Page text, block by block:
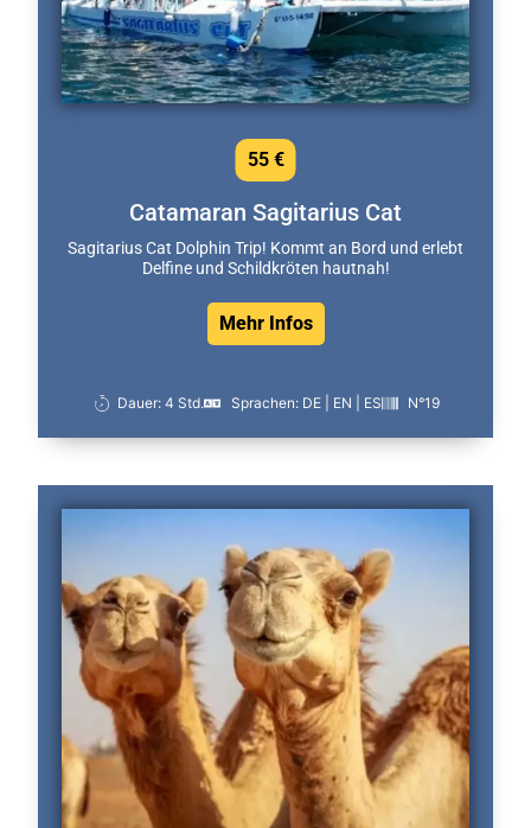
Catamaran Sagitarius Cat
Sagitarius Cat Dolphin Trip! Kommt an Bord und erlebt
Delfine und Schildkröten hautnah!
Mehr Infos
55 €
Dauer: 4 Std. Sprachen: DE | EN | ES N°19